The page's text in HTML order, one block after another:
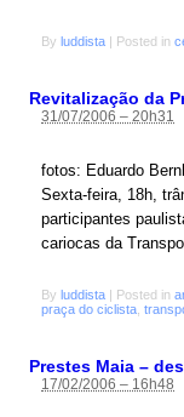
By luddista | Posted in
Revitalização da
31/07/2006 – 20h31
fotos: Eduardo
Sexta-feira, 18h,
participantes
cariocas da
By luddista Posted in
praça do ciclista
Prestes Maia –
17/02/2006 – 16h48